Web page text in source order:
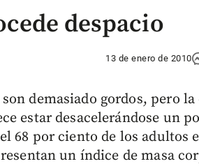
despacio
13 de enero de 2010
demasiado gordos, pero
estar desacelerándose un
68 por ciento de los adultos
un índice de masa